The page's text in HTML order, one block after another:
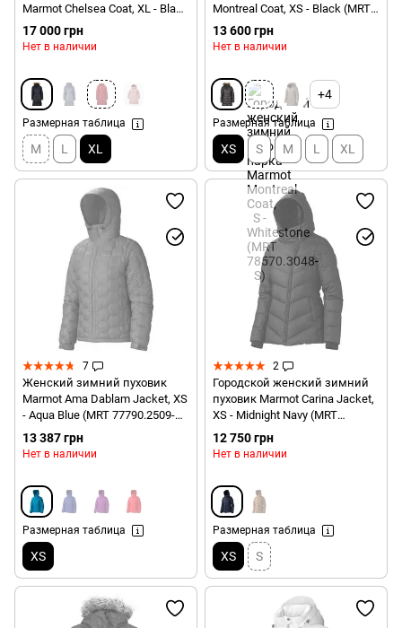
Marmot Chelsea Coat, XL - Black
(MRT 76560.001-XL)
17 000 грн
Нет в наличии
Размерная таблица
M L XL
Montreal Сoat, XS - Black (MRT
78570.001-XS)
13 600 грн
Нет в наличии
+4
Размерная таблица
XS S M L XL
7
Женский зимний пуховик
Marmot Ama Dablam Jacket, XS
- Aqua Blue (MRT 77790.2509-
XS)
13 387 грн
Нет в наличии
Размерная таблица
XS
2
Городской женский зимний
пуховик Marmot Carina Jacket,
XS - Midnight Navy (MRT
78210.2632-XS)
12 750 грн
Нет в наличии
Размерная таблица
XS S